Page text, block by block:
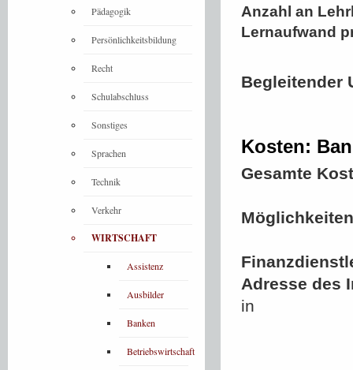
Anzahl an
Lernaufwand
Begleitender
Kosten:
Gesamte
Adresse des
in
Pädagogik
Persönlichkeitsbildung
Recht
Schulabschluss
Sonstiges
Sprachen
Technik
Verkehr
WIRTSCHAFT
Assistenz
Ausbilder
Banken
Betriebswirtschaft